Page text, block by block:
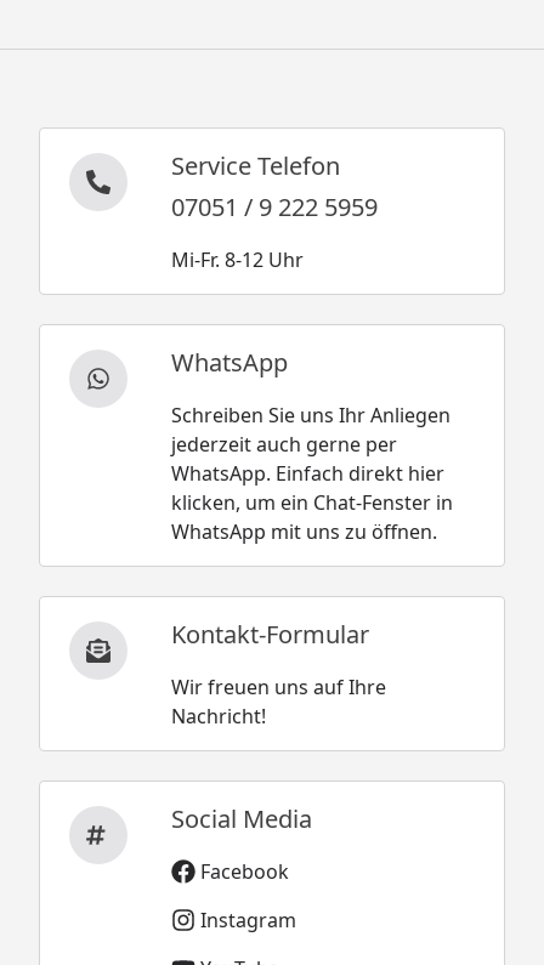
Service Telefon
07051 / 9 222 5959
Mi-Fr. 8-12 Uhr
WhatsApp
Schreiben Sie uns Ihr Anliegen
jederzeit auch gerne per
WhatsApp. Einfach direkt hier
klicken, um ein Chat-Fenster in
WhatsApp mit uns zu öffnen.
Kontakt-Formular
Wir freuen uns auf Ihre
Nachricht!
Social Media
Facebook
Instagram